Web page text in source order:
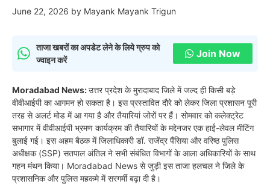
June 22, 2026 by Mayank Mayank Trigun
ताजा खबरों का अपडेट लेने के लिये ग्रुप को
ज्वाइन करें
Join Now
Moradabad News:उत्तर प्रदेश के मुरादाबाद जिले में जल्द ही किसी बड़े
वीवीआईपी का आगमन हो सकता है। इस प्रस्तावित दौरे को लेकर जिला प्रशासन पूरी
तरह से अलर्ट मोड में आ गया है और तैयारियां जोरों पर हैं। सोमवार को कलेक्ट्रेट
सभागार में वीवीआईपी भ्रमण कार्यक्रम की तैयारियों के मद्देनजर एक हाई-लेवल मीटिंग
बुलाई गई। इस अहम बैठक में जिलाधिकारी डॉ. राजेंद्र पैंसिया और वरिष्ठ पुलिस
अधीक्षक (SSP) सतपाल अंतिल ने सभी संबंधित विभागों के आला अधिकारियों के साथ
गहन मंथन किया। Moradabad News से जुड़ी इस ताजा हलचल ने जिले के
प्रशासनिक और पुलिस महकमे में सरगर्मी बढ़ा दी है।